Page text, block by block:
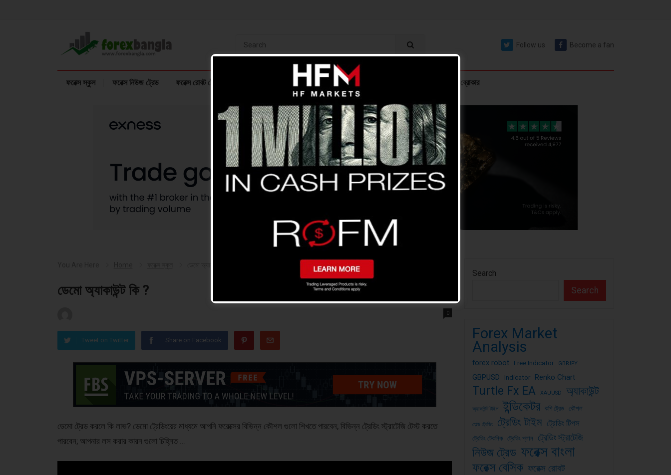
Follow us Become a fan
ফরেক্স স্কুল ফরেক্স নিউজ ট্রেড ফরেক্স রোবট ট্রেডিং বেসিক ফরেক্স ব্রোকার
ডেমো অ্যাকাউন্ট কি ?
0
Tweet on Twitter Share on Facebook
ডেমো ট্রেড করলে কি লাভ? ডেমো ট্রেডিংয়ের মাধ্যমে আপনি ফরেক্সের বিভিন্ন কৌশল গুলো শিখতে পারবেন; বিভিন্ন ট্রেডিং স্ট্রাটেজি টেস্ট করতে
পারবেন; আপনার লস করার কারন গুলো চিহ্নিত …
Search
Search
Forex Market
Analysis
forex robot Free Indicator GBPJPY
GBPUSD Indicator Renko Chart
Turtle Fx EA XAUUSD অ্যাকাউন্ট
অ্যাকাউন্ট টাইপ ইন্ডিকেটর কপি ট্রেড কৌশল
গোল্ড ট্রেডিং ট্রেডিং টাইম ট্রেডিং টিপস
ট্রেডিং টেকনিক ট্রেডিং প্লান ট্রেডিং স্ট্রাটেজি
নিউজ ট্রেড ফরেক্স বাংলা
ফরেক্স বেসিক ফরেক্স রোবট